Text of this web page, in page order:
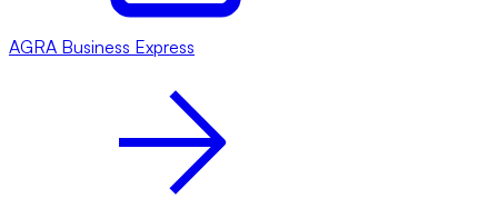
AGRA Business Express